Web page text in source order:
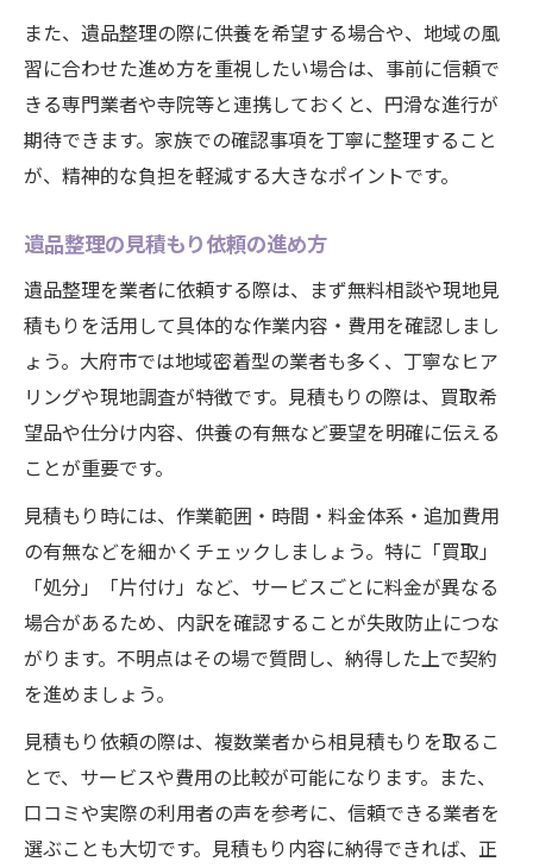
また、遺品整理の際に供養を希望する場合や、地域の風
習に合わせた進め方を重視したい場合は、事前に信頼で
きる専門業者や寺院等と連携しておくと、円滑な進行が
期待できます。家族での確認事項を丁寧に整理すること
が、精神的な負担を軽減する大きなポイントです。
遺品整理の見積もり依頼の進め方
遺品整理を業者に依頼する際は、まず無料相談や現地見
積もりを活用して具体的な作業内容・費用を確認しまし
ょう。大府市では地域密着型の業者も多く、丁寧なヒア
リングや現地調査が特徴です。見積もりの際は、買取希
望品や仕分け内容、供養の有無など要望を明確に伝える
ことが重要です。
見積もり時には、作業範囲・時間・料金体系・追加費用
の有無などを細かくチェックしましょう。特に「買取」
「処分」「片付け」など、サービスごとに料金が異なる
場合があるため、内訳を確認することが失敗防止につな
がります。不明点はその場で質問し、納得した上で契約
を進めましょう。
見積もり依頼の際は、複数業者から相見積もりを取るこ
とで、サービスや費用の比較が可能になります。また、
口コミや実際の利用者の声を参考に、信頼できる業者を
選ぶことも大切です。見積もり内容に納得できれば、正